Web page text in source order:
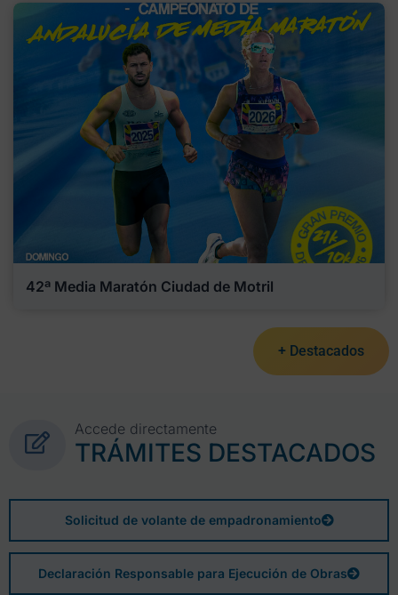
42ª Media Maratón Ciudad de Motril
+ Destacados
Accede directamente
TRÁMITES DESTACADOS
Solicitud de volante de empadronamiento
Declaración Responsable para Ejecución de Obras